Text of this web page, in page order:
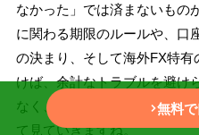
なかった」では済まないもの
に関わる期限のルールや、口
の決まり、そして海外FX特
けば、余計なトラブルを避け
なく、安心して続けるための
て見ていきますね。
無料